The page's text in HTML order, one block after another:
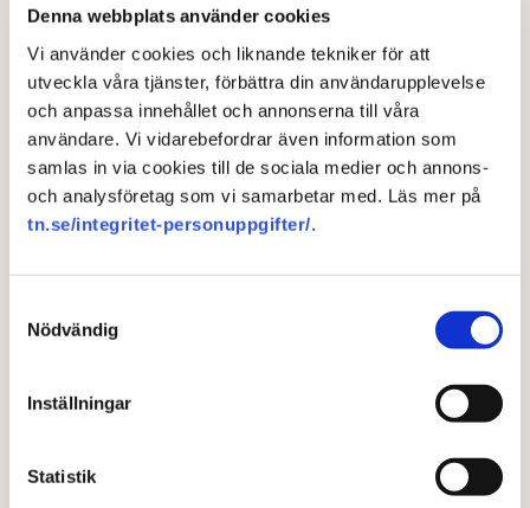
Denna webbplats använder cookies
Vi använder cookies och liknande tekniker för att
utveckla våra tjänster, förbättra din användarupplevelse
och anpassa innehållet och annonserna till våra
användare. Vi vidarebefordrar även information som
samlas in via cookies till de sociala medier och annons-
och analysföretag som vi samarbetar med. Läs mer på
tn.se/integritet-personuppgifter/.
Nödvändig
Inställningar
Statistik
på helt ny nivå”
Näringsliv
AI-sammanfattning
Torvtäkten i Grimsås har stoppats av aktivister
sedan 28 juli.
Polisen kritiseras för bristande agerande vid
agerande på plats.
brottsmisstankar kopplade.
Polisen använder drönare och uniformerad polis
Samtidigt är polisarbetet komplext när det gäller
Polisen, som befinner sig på plats, kritiseras för att inte
agera tillräckligt då aktionerna kan fortgå för öppen ridå.